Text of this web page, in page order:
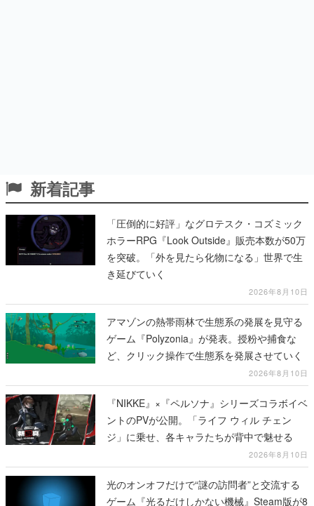
新着記事
「圧倒的に好評」なグロテスク・コズミック
ホラーRPG『Look Outside』販売本数が50万
を突破。「外を見たら化物になる」世界で生
き延びていく
2026年8月10日
アマゾンの熱帯雨林で生態系の発展を見守る
ゲーム『Polyzonia』が発表。授粉や捕食な
ど、クリック操作で生態系を発展させていく
2026年8月10日
『NIKKE』×『ペルソナ』シリーズコラボイベ
ントのPVが公開。「ライフ ウィル チェン
ジ」に乗せ、各キャラたちが背中で魅せる
2026年8月10日
光のオンオフだけで“謎の訪問者”と交流する
ゲーム『光るだけしかない機械』Steam版が8